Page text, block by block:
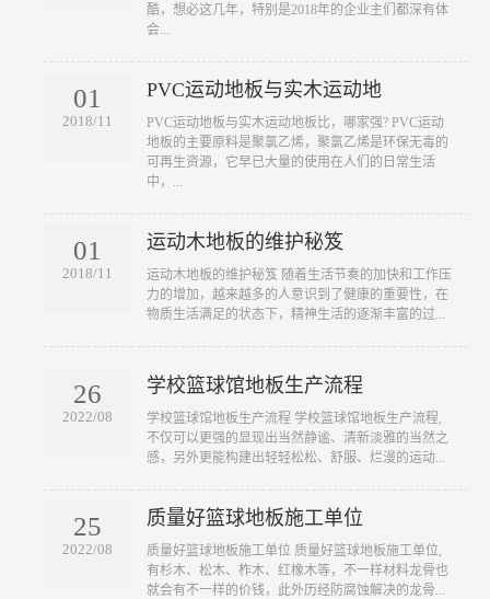
酷，想必这几年，特别是2018年的企业主们都深有体
会...
01
2018/11
PVC运动地板与实木运动地
​PVC运动地板与实木运动地板比，哪家强? PVC运动
地板的主要原料是聚氯乙烯，聚氯乙烯是环保无毒的
可再生资源，它早已大量的使用在人们的日常生活
中，...
01
2018/11
运动木地板的维护秘笈
​运动木地板的维护秘笈 随着生活节奏的加快和工作压
力的增加，越来越多的人意识到了健康的重要性，在
物质生活满足的状态下，精神生活的逐渐丰富的过...
26
2022/08
学校篮球馆地板生产流程
​学校篮球馆地板生产流程 学校篮球馆地板生产流程,
不仅可以更强的显现出当然静谧、清新淡雅的当然之
感，另外更能构建出轻轻松松、舒服、烂漫的运动...
25
2022/08
质量好篮球地板施工单位
​质量好篮球地板施工单位 质量好篮球地板施工单位,
有杉木、松木、柞木、红橡木等，不一样材料龙骨也
就会有不一样的价钱，此外历经防腐蚀解决的龙骨...